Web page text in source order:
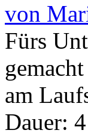
von
Fürs
am
Dauer: